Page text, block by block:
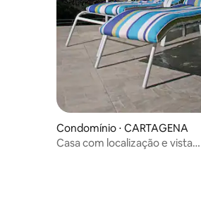
Condomínio ⋅ CARTAGENA
Casa com localização e vista